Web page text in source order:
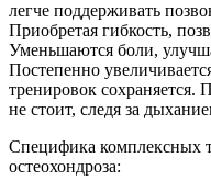
легче поддерживать
Приобретая гибкость,
Уменьшаются боли,
Постепенно
тренировок сохраняется.
не стоит, следя за
Специфика комплексных
остеохондроза: